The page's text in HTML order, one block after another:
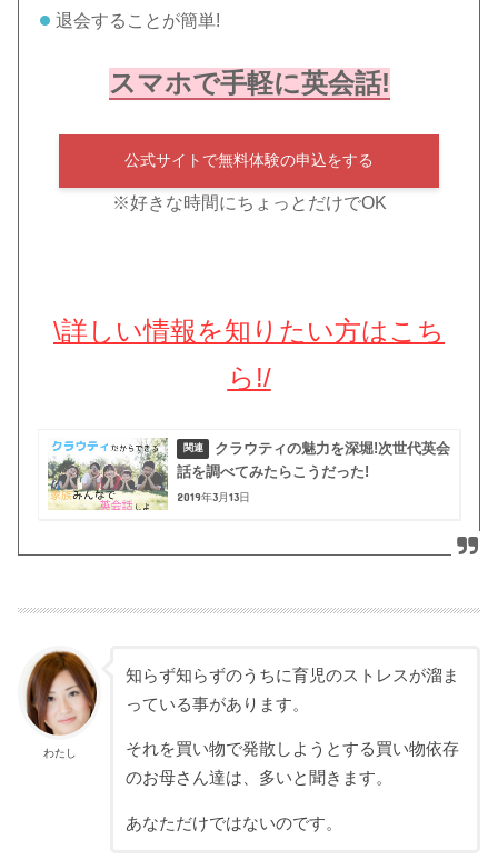
退会することが簡単!
スマホで手軽に英会話!
公式サイトで無料体験の申込をする
※好きな時間にちょっとだけでOK
\詳しい情報を知りたい方はこち
ら!/
クラウティの魅力を深堀!次世代英会
話を調べてみたらこうだった!
2019年3月13日
わたし
知らず知らずのうちに育児のストレスが溜ま
っている事があります。
それを買い物で発散しようとする買い物依存
のお母さん達は、多いと聞きます。
あなただけではないのです。